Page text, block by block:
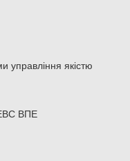
управління якістю
ВПЕ